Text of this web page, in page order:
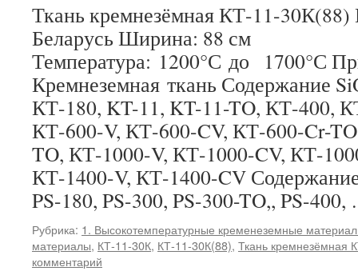
Ткань кремнезёмная КТ-11-30К(88)
Беларусь Ширина: 88 см
Температура: 1200°С до 1700°С
Кремнеземная ткань Содержание
КТ-180, KT-11, KT-11-TO, КТ-400,
КТ-600-V, КТ-600-CV, КТ-600-Cr-
TO, КТ-1000-V, КТ-1000-CV, КТ-
КТ-1400-V, КТ-1400-CV
PS-180, PS-300, PS-300-TO,, PS-
Рубрика: 1. Высокотемпературные кременеземные
материалы, КТ-11-30К, КТ-11-30К(88), Ткань кремнезёмная
комментарий